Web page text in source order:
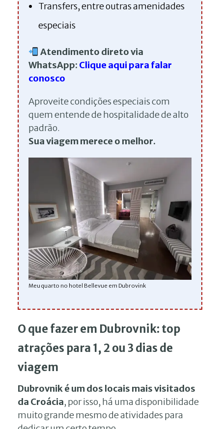
Transfers, entre outras amenidades
especiais
Atendimento direto via
WhatsApp: Clique aqui para falar
conosco
Aproveite condições especiais com
quem entende de hospitalidade de alto
padrão.
Sua viagem merece o melhor.
Meu quarto no hotel Bellevue em Dubrovink
O que fazer em Dubrovnik: top
atrações para 1, 2 ou 3 dias de
viagem
Dubrovnik é um dos locais mais visitados
da Croácia, por isso, há uma disponibilidade
muito grande mesmo de atividades para